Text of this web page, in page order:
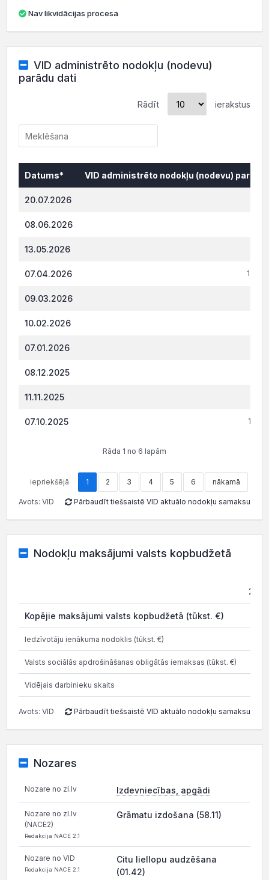
Nav likvidācijas procesa
VID administrēto nodokļu (nodevu)
parādu dati
Rādīt ierakstus
Datums*
VID administrēto nodokļu (nodevu)
20.07.2026
08.06.2026
13.05.2026
07.04.2026 1
09.03.2026
10.02.2026
07.01.2026
08.12.2025
11.11.2025
07.10.2025 1
Rāda 1 no 6 lapām
iepriekšējā 1 2 3 4 5 6 nākamā
Avots: VID Pārbaudīt tiešsaistē VID aktuālo nodokļu samaksu
Nodokļu maksājumi valsts kopbudžetā
2025
Kopējie maksājumi valsts kopbudžetā (tūkst. €)
Iedzīvotāju ienākuma nodoklis (tūkst. €)
Valsts sociālās apdrošināšanas obligātās iemaksas (tūkst. €)
Vidējais darbinieku skaits
Avots: VID Pārbaudīt tiešsaistē VID aktuālo nodokļu samaksu
Nozares
Nozare no zl.lv Izdevniecības, apgādi
Nozare no zl.lv
(NACE2)
Redakcija NACE 2.1
Grāmatu izdošana (58.11)
Nozare no VID
Redakcija NACE 2.1
Citu liellopu audzēšana
(01.42)